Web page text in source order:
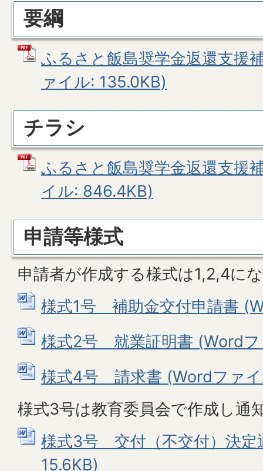
要綱
ふるさと飯島奨学金返還支援
ァイル: 135.0KB)
チラシ
ふるさと飯島奨学金返還支援
イル: 846.4KB)
申請等様式
申請者が作成する様式は1,2,4に
様式1号 補助金交付申請書
様式2号 就業証明書 (Word
様式4号 請求書 (Wordファ
様式3号は教育委員会で作成し通
様式3号 交付（不交付）決定
15.6KB)